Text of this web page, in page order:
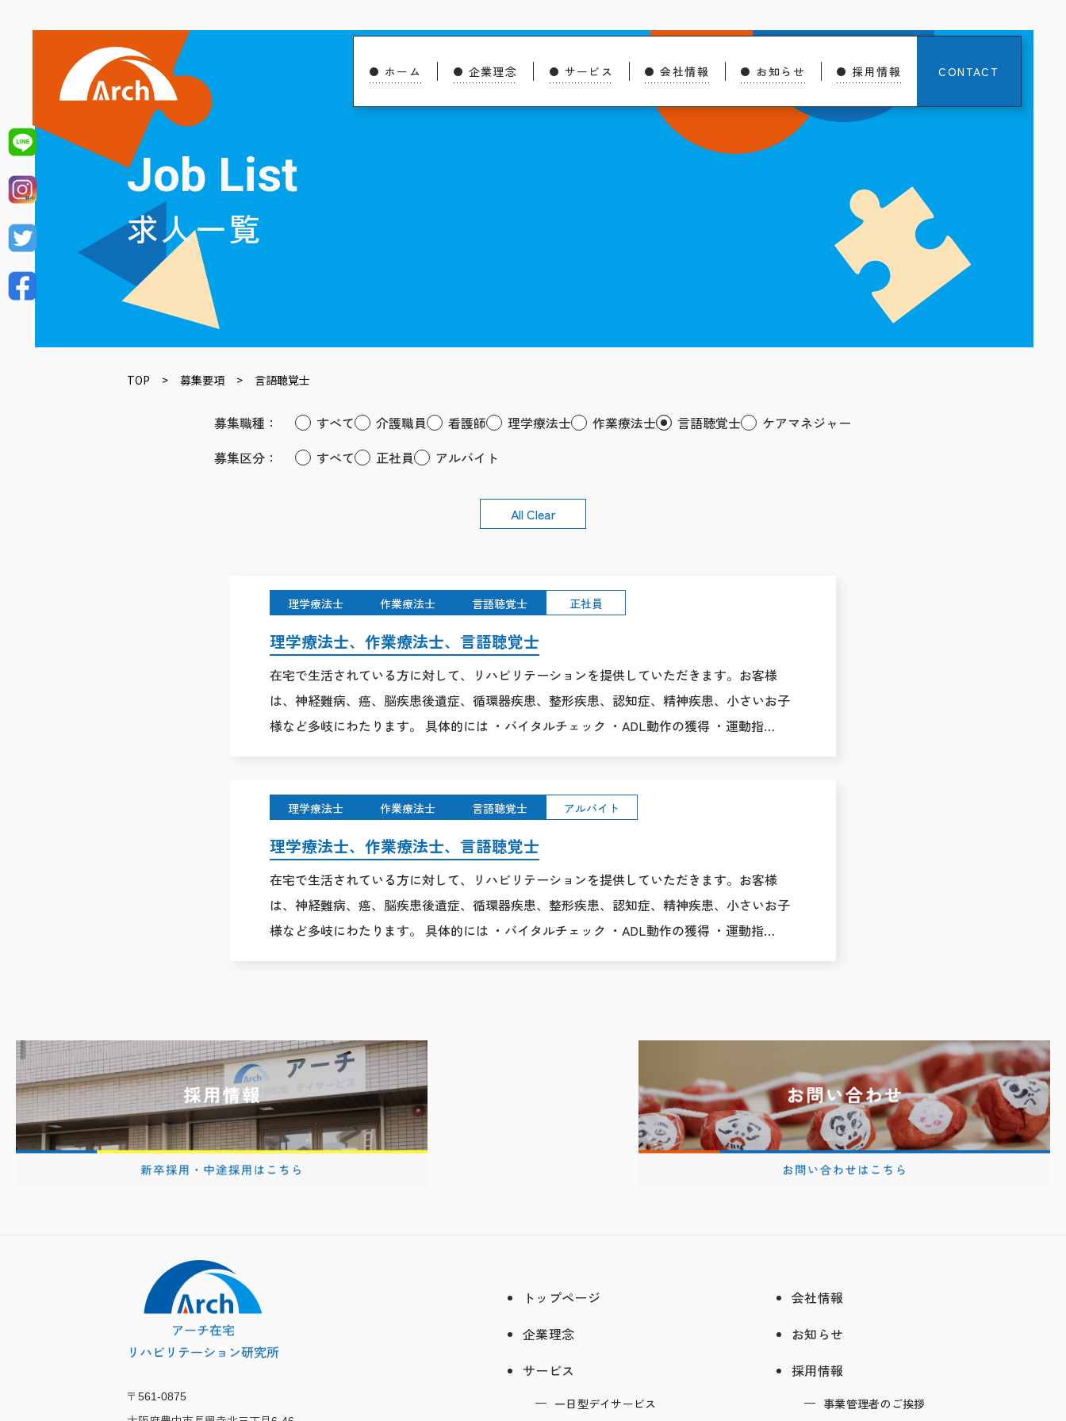
ホーム 企業理念 サービス 会社情報 お知らせ 採用情報 CONTACT
Job List
求人一覧
TOP > 募集要項 > 言語聴覚士
募集職種： すべて 介護職員 看護師 理学療法士 作業療法士 言語聴覚士
ケアマネジャー
募集区分：
すべて 正社員 アルバイト
All Clear
理学療法士 作業療法士 言語聴覚士 正社員
理学療法士、作業療法士、言語聴覚士
在宅で生活されている方に対して、リハビリテーションを提供していただきます。お客様
は、神経難病、癌、脳疾患後遺症、循環器疾患、整形疾患、認知症、精神疾患、小さいお子
様など多岐にわたります。 具体的には ・バイタルチェック ・ADL動作の獲得 ・運動指…
理学療法士 作業療法士 言語聴覚士 アルバイト
理学療法士、作業療法士、言語聴覚士
在宅で生活されている方に対して、リハビリテーションを提供していただきます。お客様
は、神経難病、癌、脳疾患後遺症、循環器疾患、整形疾患、認知症、精神疾患、小さいお子
様など多岐にわたります。 具体的には ・バイタルチェック ・ADL動作の獲得 ・運動指…
〒561-0875
トップページ
企業理念
サービス
一日型デイサービス
会社情報
お知らせ
採用情報
事業管理者のご挨拶